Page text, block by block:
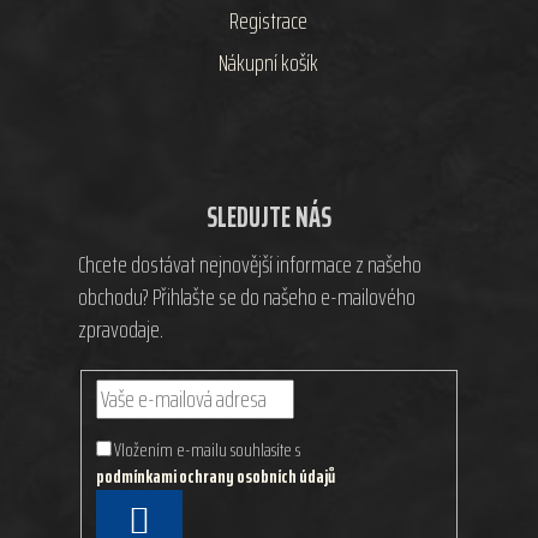
Registrace
Nákupní košík
SLEDUJTE NÁS
Chcete dostávat nejnovější informace z našeho
obchodu? Přihlašte se do našeho e-mailového
zpravodaje.
Vložením e-mailu souhlasíte s
podmínkami ochrany osobních údajů